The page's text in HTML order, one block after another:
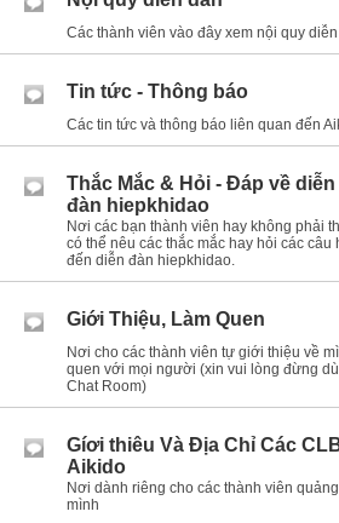
Các thành viên vào đây xem nội quy
Tin tức - Thông báo
Các tin tức và thông báo liên quan đến
Thắc Mắc & Hỏi - Đáp về diễn
đàn hiepkhidao
Nơi các bạn thành viên hay không phải
có thể nêu các thắc mắc hay hỏi các câu
đến diễn đàn hiepkhidao.
Giới Thiệu, Làm Quen
Nơi cho các thành viên tự giới thiệu về
quen với mọi người (xin vui lòng đừng
Chat Room)
Gíơi thiêu Và Địa Chỉ Các
Aikido
Nơi dành riêng cho các thành viên
mình